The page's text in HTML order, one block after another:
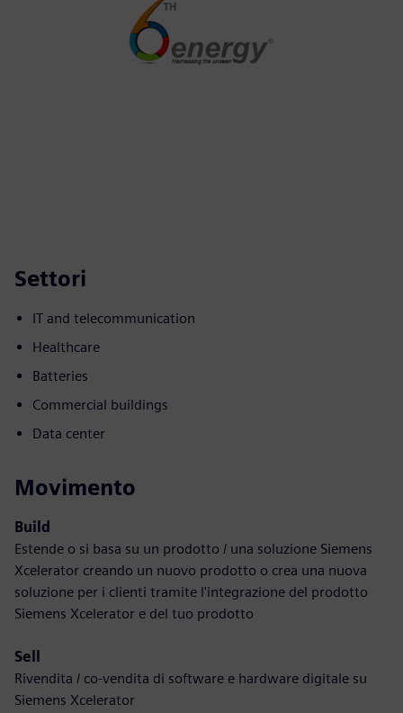
Settori
IT and telecommunication
Healthcare
Batteries
Commercial buildings
Data center
Movimento
Build
Estende o si basa su un prodotto / una soluzione Siemens
Xcelerator creando un nuovo prodotto o crea una nuova
soluzione per i clienti tramite l'integrazione del prodotto
Siemens Xcelerator e del tuo prodotto
Sell
Rivendita / co-vendita di software e hardware digitale su
Siemens Xcelerator